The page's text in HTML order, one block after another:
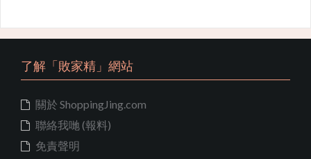
了解「敗家精」網站
關於 ShoppingJing.com
聯絡我哋 (報料)
免責聲明